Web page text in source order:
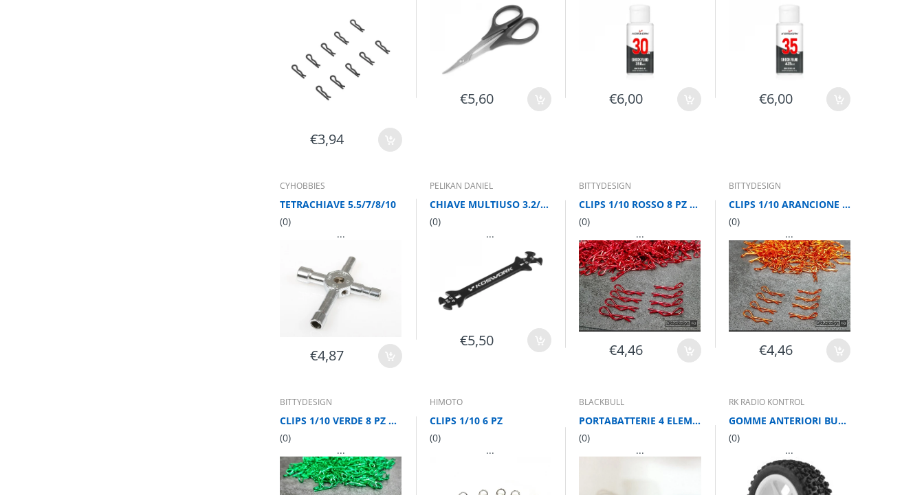
€3,94
€5,60 €6,00 €6,00
CYHOBBIES
TETRACHIAVE 5.5/7/8/10
(0)
...
€4,87
PELIKAN DANIEL
CHIAVE MULTIUSO 3.2/4/5/5.5/7/8 mm
(0)
...
€5,50
BITTYDESIGN
CLIPS 1/10 ROSSO 8 PZ 4PZ SX+4 PZ DX
(0)
...
€4,46
BITTYDESIGN
CLIPS 1/10 ARANCIONE 8 PZ 4PZ SX+4 PZ DX
(0)
...
€4,46
BITTYDESIGN
CLIPS 1/10 VERDE 8 PZ 4PZ SX+4 PZ DX
(0)
...
HIMOTO
CLIPS 1/10 6 PZ
(0)
...
BLACKBULL
PORTABATTERIE 4 ELEMENTI SPINA BEC
(0)
...
RK RADIO KONTROL
GOMME ANTERIORI BUGGY 1/10
(0)
...